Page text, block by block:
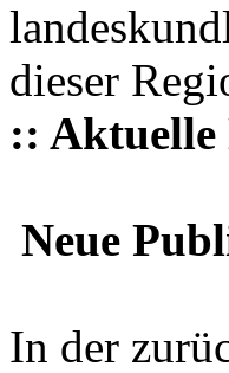
dieser
:: Aktuelle
Neue
In der